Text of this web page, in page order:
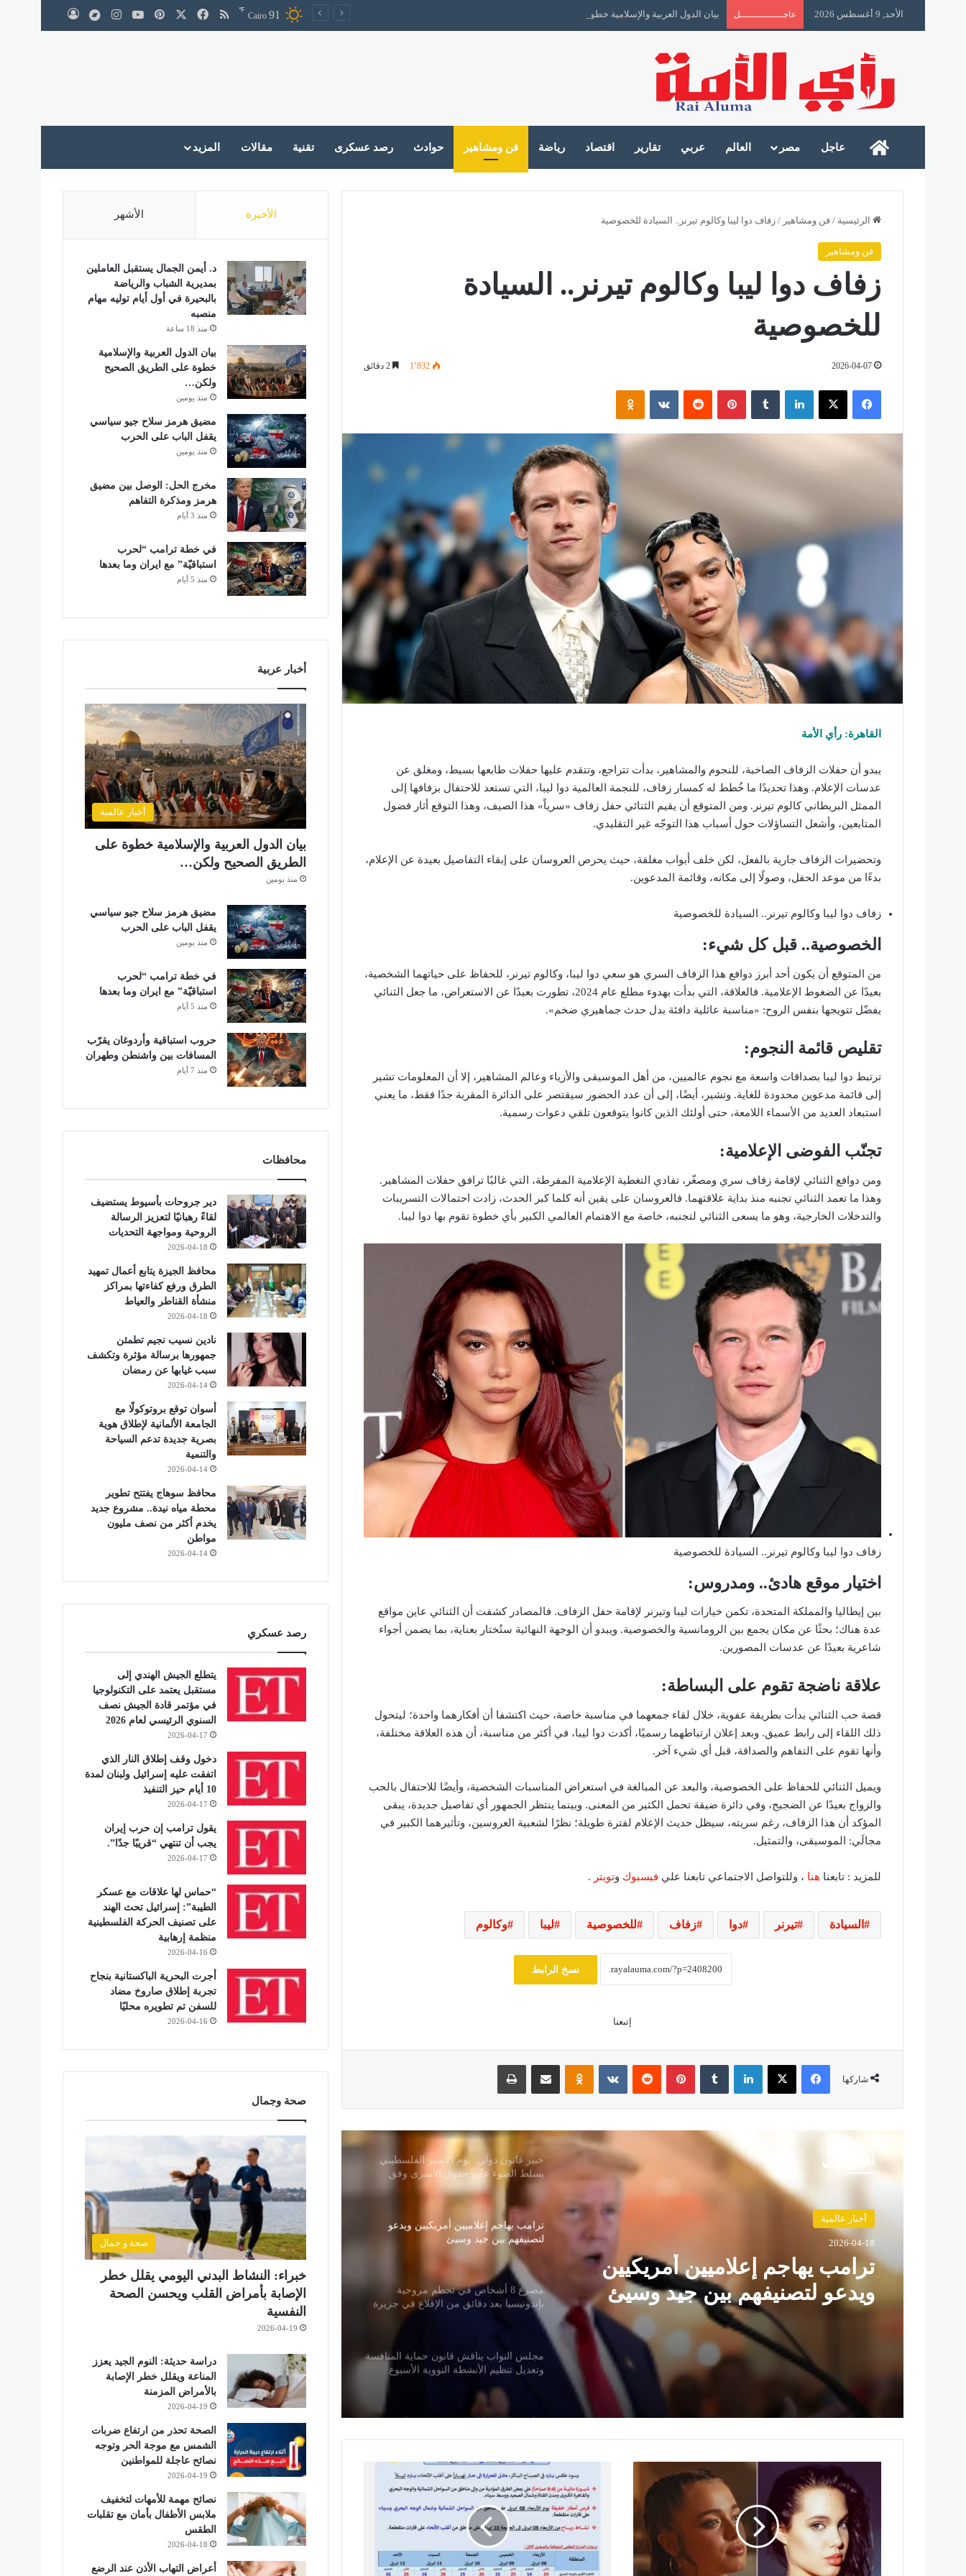
الأحد, 9 أغسطس 2026 عاجـــــــــــــــل بيان الدول العربية والإسلامية خطوة على الطريق الصحيح ولكن… Cairo 91
℉ ملخص الموقع RSS
فيسبوك بينتيريست‫YouTubeانستقرامmedium
رأى الأمة
عاجل مصر العالم عربي تقارير اقتصاد رياضة فن ومشاهير حوادث رصد عسكرى تقنية مقالات المزيد
الرئيسية / فن ومشاهير / زفاف دوا ليبا وكالوم تيرنر.. السيادة للخصوصية
فن ومشاهير
زفاف دوا ليبا وكالوم تيرنر.. السيادة
للخصوصية
2026-04-07 1٬832
فيسبوك ‫X لينكدإن بينتيريست
القاهرة: رأي الأمة
يبدو أن حفلات الزفاف الصاخبة، للنجوم والمشاهير، بدأت تتراجع، وتتقدم عليها حفلات طابعها بسيط، ومغلق عن
عدسات الإعلام. وهذا تحديدًا ما خُطط له كمسار زفاف، للنجمة العالمية دوا ليبا، التي تستعد للاحتفال بزفافها إلى
الممثل البريطاني كالوم تيرنر. ومن المتوقع أن يقيم الثنائي حفل زفاف «سرياً» هذا الصيف، وهذا التوقع أثار فضول
المتابعين، وأشعل التساؤلات حول أسباب هذا التوجّه غير التقليدي.
وتحضيرات الزفاف جارية بالفعل، لكن خلف أبواب مغلقة، حيث يحرص العروسان على إبقاء التفاصيل بعيدة عن الإعلام،
بدءًا من موعد الحفل، وصولًا إلى مكانه، وقائمة المدعوين.
زفاف دوا ليبا وكالوم تيرنر.. السيادة للخصوصية
الخصوصية.. قبل كل شيء:
من المتوقع أن يكون أحد أبرز دوافع هذا الزفاف السري هو سعي دوا ليبا، وكالوم تيرنر، للحفاظ على حياتهما الشخصية،
بعيدًا عن الضغوط الإعلامية. فالعلاقة، التي بدأت بهدوء مطلع عام 2024، تطورت بعيدًا عن الاستعراض، ما جعل الثنائي
يفضّل تتويجها بنفس الروح: «مناسبة عائلية دافئة بدل حدث جماهيري ضخم».
تقليص قائمة النجوم:
ترتبط دوا ليبا بصداقات واسعة مع نجوم عالميين، من أهل الموسيقى والأزياء وعالم المشاهير، إلا أن المعلومات تشير
إلى قائمة مدعوين محدودة للغاية. وتشير، أيضًا، إلى أن عدد الحضور سيقتصر على الدائرة المقربة جدًا فقط، ما يعني
استبعاد العديد من الأسماء اللامعة، حتى أولئك الذين كانوا يتوقعون تلقي دعوات رسمية.
تجنّب الفوضى الإعلامية:
ومن دوافع الثنائي لإقامة زفاف سري ومصغّر، تفادي التغطية الإعلامية المفرطة، التي غالبًا ترافق حفلات المشاهير.
وهذا ما تعمد الثنائي تجنبه منذ بداية علاقتهما. فالعروسان على يقين أنه كلما كبر الحدث، زادت احتمالات التسريبات
والتدخلات الخارجية، وهو ما يسعى الثنائي لتجنبه، خاصة مع الاهتمام العالمي الكبير بأي خطوة تقوم بها دوا ليبا.
زفاف دوا ليبا وكالوم تيرنر.. السيادة للخصوصية
اختيار موقع هادئ.. ومدروس:
بين إيطاليا والمملكة المتحدة، تكمن خيارات ليبا وتيرنر لإقامة حفل الزفاف. فالمصادر كشفت أن الثنائي عاين مواقع
عدة هناك؛ بحثًا عن مكان يجمع بين الرومانسية والخصوصية. ويبدو أن الوجهة النهائية ستُختار بعناية، بما يضمن أجواء
شاعرية بعيدًا عن عدسات المصورين.
علاقة ناضجة تقوم على البساطة:
قصة حب الثنائي بدأت بطريقة عفوية، خلال لقاء جمعهما في مناسبة خاصة، حيث اكتشفا أن أفكارهما واحدة؛ ليتحول
ذلك اللقاء إلى رابط عميق. وبعد إعلان ارتباطهما رسميًا، أكدت دوا ليبا، في أكثر من مناسبة، أن هذه العلاقة مختلفة،
وأنها تقوم على التفاهم والصداقة، قبل أي شيء آخر.
ويميل الثنائي للحفاظ على الخصوصية، والبعد عن المبالغة في استعراض المناسبات الشخصية، وأيضًا للاحتفال بالحب
والزواج بعيدًا عن الضجيج، وفي دائرة ضيقة تحمل الكثير من المعنى. وبينما ينتظر الجمهور أي تفاصيل جديدة، يبقى
المؤكد أن هذا الزفاف، رغم سريته، سيظل حديث الإعلام لفترة طويلة؛ نظرًا لشعبية العروسين، وتأثيرهما الكبير في
مجالَي: الموسيقى، والتمثيل.
للمزيد : تابعنا هنا ، وللتواصل الاجتماعي تابعنا علي فيسبوك وتويتر .
السيادة تيرنر دوا زفاف للخصوصية ليبا وكالوم
نسخ الرابط
إتبعنا
شاركها
فيسبوك ‫X لينكدإن بينتيريست
أقرأ التالي
حوادث
2026-04-18
مصرع 8 أشخاص في تحطم
مروحية بإندونيسيا بعد دقائق من
الإقلاع في جزيرة بورنيو
يسلط الضوء على حقوق الأسرى وفق
اتفاقيات جنيف
بإندونيسيا بعد دقائق من الإقلاع في جزيرة
بورنيو
مجلس النواب يناقش قانون حماية المنافسة
وتعديل تنظيم الأنشطة النووية الأسبوع
خبير قانون دولي: يوم الأسير الفلسطيني
يسلط الضوء على حقوق الأسرى وفق
ترامب يهاجم إعلاميين أمريكيين ويدعو
لتصنيفهم بين جيد وسيئ
مصرع 8 أشخاص في تحطم مروحية
بإندونيسيا بعد دقائق من الإقلاع في جزيرة
مجلس النواب يناقش قانون حماية المنافسة
وتعديل تنظيم الأنشطة النووية الأسبوع
المقبل
سلوت: إصابة إيكيتيكي وعودة إيزاك تعيدان
ترتيب أوراق ليفربول قبل ديربي إيفرتون
خبير قانون دولي: يوم الأسير الفلسطيني
ترامب يهاجم إعلاميين أمريكيين ويدعو
لتصنيفهم بين جيد وسيئ
مصرع 8 أشخاص في تحطم مروحية
بإندونيسيا بعد دقائق من الإقلاع في جزيرة
الأخيرة الأشهر
د. أيمن الجمال يستقبل العاملين
بمديرية الشباب والرياضة
بالبحيرة في أول أيام توليه مهام
منصبه
منذ 18 ساعة
بيان الدول العربية والإسلامية
خطوة على الطريق الصحيح
ولكن…
منذ يومين
مضيق هرمز سلاح جيو سياسي
يقفل الباب على الحرب
منذ يومين
مخرج الحل: الوصل بين مضيق
هرمز ومذكرة التفاهم
منذ 3 أيام
في خطة ترامب “لحرب
استباقيّة” مع ايران وما بعدها
منذ 5 أيام
أخبار عربية
أخبار عالمية
بيان الدول العربية والإسلامية خطوة على
الطريق الصحيح ولكن…
منذ يومين
مضيق هرمز سلاح جيو سياسي
يقفل الباب على الحرب
منذ يومين
في خطة ترامب “لحرب
استباقيّة” مع ايران وما بعدها
منذ 5 أيام
حروب استباقية وأردوغان يقرّب
المسافات بين واشنطن وطهران
منذ 7 أيام
محافظات
دير جروحات بأسيوط يستضيف
لقاءً رهبانيًا لتعزيز الرسالة
الروحية ومواجهة التحديات
2026-04-18
محافظ الجيزة يتابع أعمال تمهيد
الطرق ورفع كفاءتها بمراكز
منشأة القناطر والعياط
2026-04-18
نادين نسيب نجيم تطمئن
جمهورها برسالة مؤثرة وتكشف
سبب غيابها عن رمضان
2026-04-14
أسوان توقع بروتوكولًا مع
الجامعة الألمانية لإطلاق هوية
بصرية جديدة تدعم السياحة
والتنمية
2026-04-14
محافظ سوهاج يفتتح تطوير
محطة مياه نيدة.. مشروع جديد
يخدم أكثر من نصف مليون
مواطن
2026-04-14
رصد عسكري
يتطلع الجيش الهندي إلى
مستقبل يعتمد على التكنولوجيا
في مؤتمر قادة الجيش نصف
السنوي الرئيسي لعام 2026
2026-04-17
دخول وقف إطلاق النار الذي
اتفقت عليه إسرائيل ولبنان لمدة
10 أيام حيز التنفيذ
2026-04-17
يقول ترامب إن حرب إيران
يجب أن تنتهي “قريبًا جدًا”.
2026-04-17
“حماس لها علاقات مع عسكر
الطيبة”: إسرائيل تحث الهند
على تصنيف الحركة الفلسطينية
منظمة إرهابية
2026-04-16
أجرت البحرية الباكستانية بنجاح
تجربة إطلاق صاروخ مضاد
للسفن تم تطويره محليًا
2026-04-16
صحة وجمال
صحة و جمال
خبراء: النشاط البدني اليومي يقلل خطر
الإصابة بأمراض القلب ويحسن الصحة
النفسية
2026-04-19
دراسة حديثة: النوم الجيد يعزز
المناعة ويقلل خطر الإصابة
بالأمراض المزمنة
2026-04-19
الصحة تحذر من ارتفاع ضربات
الشمس مع موجة الحر وتوجه
نصائح عاجلة للمواطنين
2026-04-19
نصائح مهمة للأمهات لتخفيف
ملابس الأطفال بأمان مع تقلبات
الطقس
2026-04-18
أعراض التهاب الأذن عند الرضع